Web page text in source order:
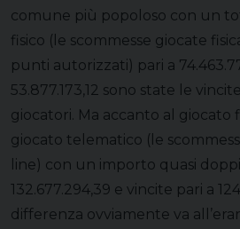
comune più popoloso con un
fisico (le scommesse giocate
punti autorizzati) pari a
53.877.173,12 sono state le
giocatori. Ma accanto al giocato
giocato telematico (le
line) con un importo quasi
132.677.294,39 e vincite pari a
differenza ovviamente va